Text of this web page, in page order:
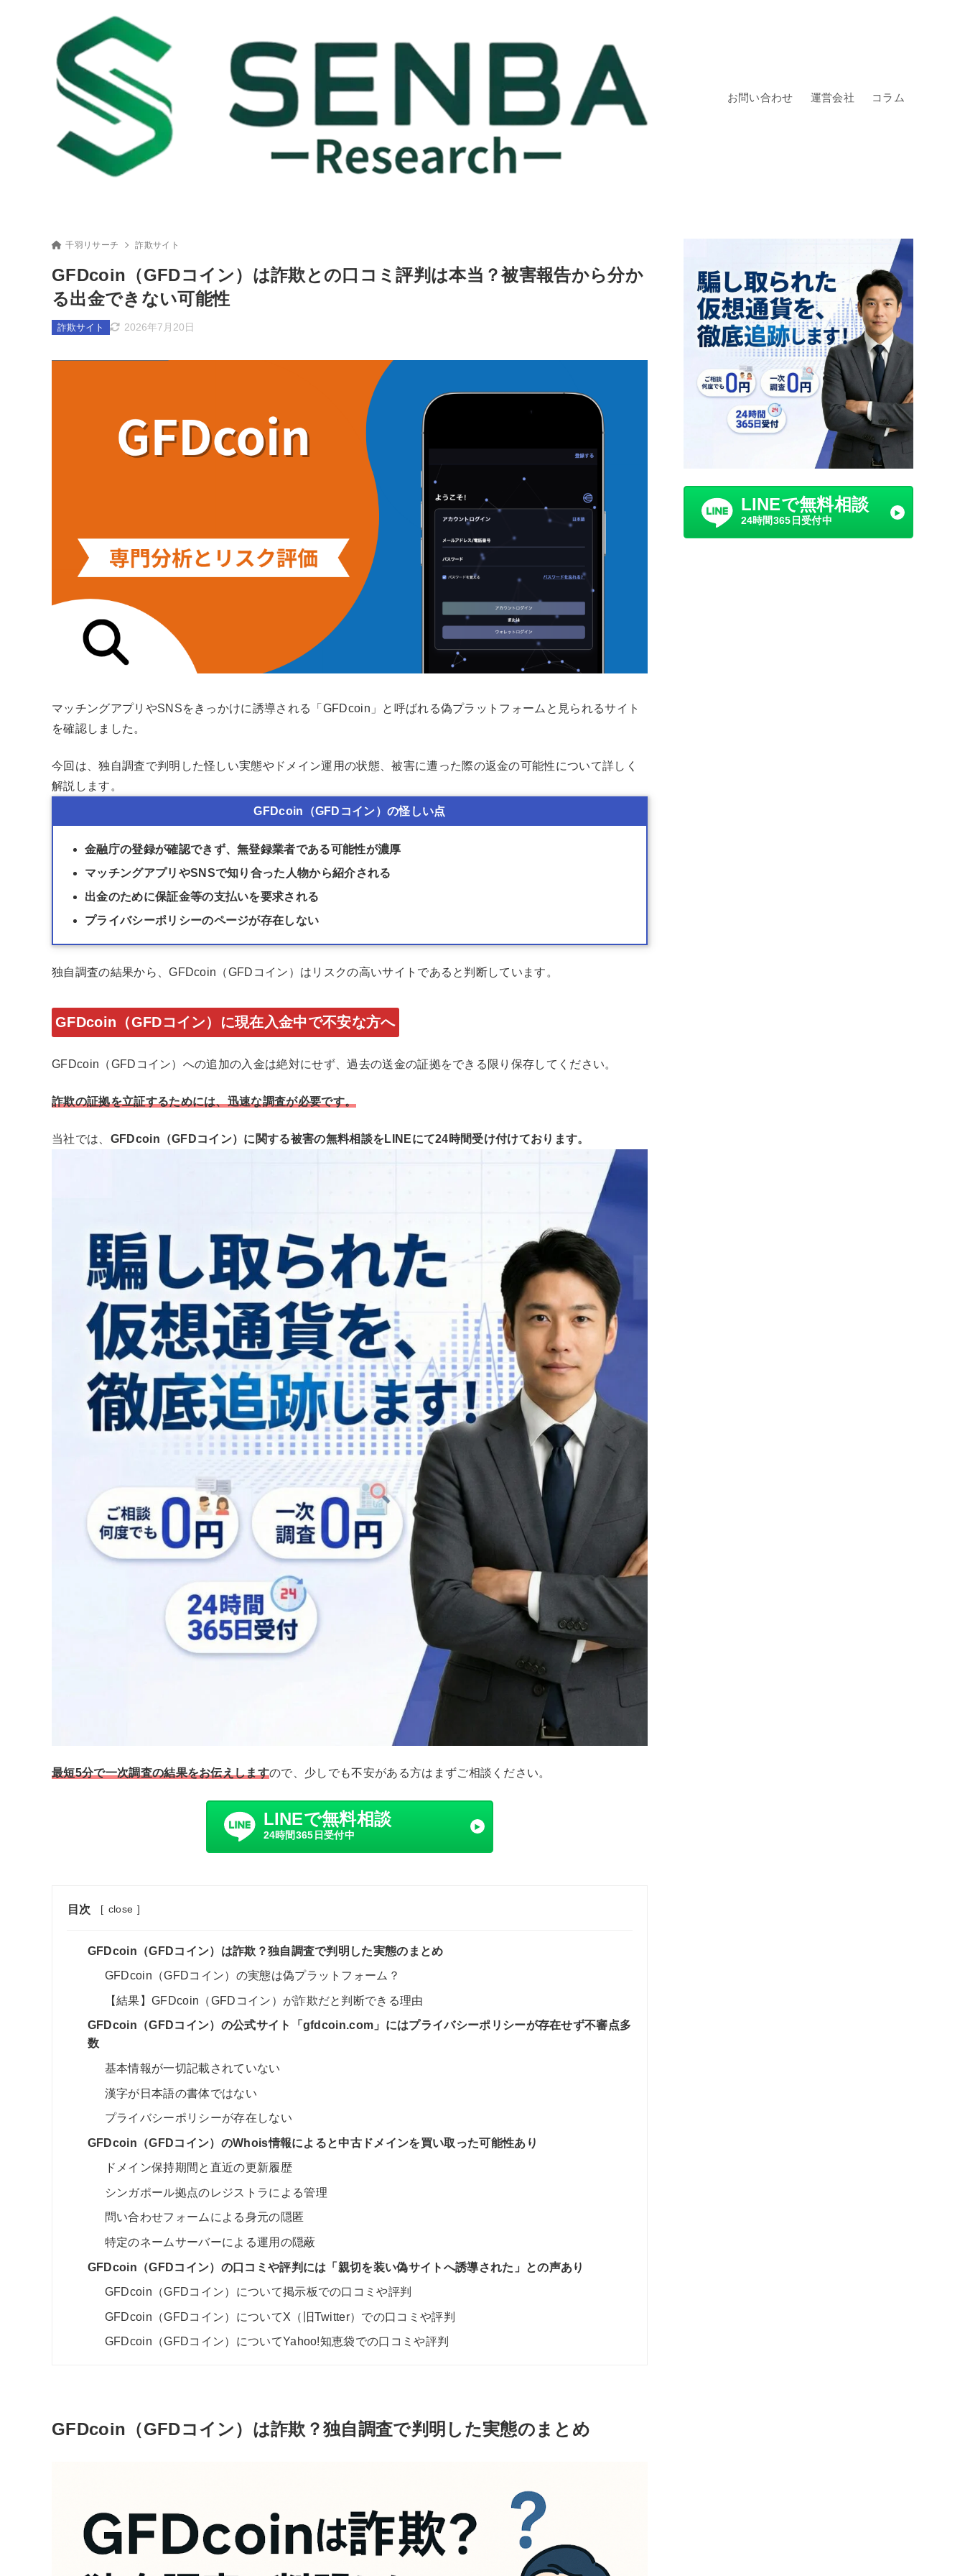
お問い合わせ 運営会社 コラム
千羽リサーチ 詐欺サイト
GFDcoin（GFDコイン）は詐欺との口コミ評判は本当？被害報告から分か
る出金できない可能性
2026年7月20日
詐欺サイト
マッチングアプリやSNSをきっかけに誘導される「GFDcoin」と呼ばれる偽プラットフォームと見られるサイト
を確認しました。
今回は、独自調査で判明した怪しい実態やドメイン運用の状態、被害に遭った際の返金の可能性について詳しく
解説します。
GFDcoin（GFDコイン）の怪しい点
金融庁の登録が確認できず、無登録業者である可能性が濃厚
マッチングアプリやSNSで知り合った人物から紹介される
出金のために保証金等の支払いを要求される
プライバシーポリシーのページが存在しない
独自調査の結果から、GFDcoin（GFDコイン）はリスクの高いサイトであると判断しています。
GFDcoin（GFDコイン）に現在入金中で不安な方へ
GFDcoin（GFDコイン）への追加の入金は絶対にせず、過去の送金の証拠をできる限り保存してください。
詐欺の証拠を立証するためには、迅速な調査が必要です。
当社では、 GFDcoin（GFDコイン）に関する被害の無料相談をLINEにて24時間受け付けております。
最短5分で一次調査の結果をお伝えしますので、少しでも不安がある方はまずご相談ください。
LINEで無料相談
24時間365日受付中
目次 [ close ]
GFDcoin（GFDコイン）は詐欺？独自調査で判明した実態のまとめ
GFDcoin（GFDコイン）の実態は偽プラットフォーム？
【結果】GFDcoin（GFDコイン）が詐欺だと判断できる理由
GFDcoin（GFDコイン）の公式サイト「gfdcoin.com」にはプライバシーポリシーが存在せず不審点多
数
基本情報が一切記載されていない
漢字が日本語の書体ではない
プライバシーポリシーが存在しない
GFDcoin（GFDコイン）のWhois情報によると中古ドメインを買い取った可能性あり
ドメイン保持期間と直近の更新履歴
シンガポール拠点のレジストラによる管理
問い合わせフォームによる身元の隠匿
特定のネームサーバーによる運用の隠蔽
GFDcoin（GFDコイン）の口コミや評判には「親切を装い偽サイトへ誘導された」との声あり
GFDcoin（GFDコイン）について掲示板での口コミや評判
GFDcoin（GFDコイン）についてX（旧Twitter）での口コミや評判
GFDcoin（GFDコイン）についてYahoo!知恵袋での口コミや評判
GFDcoin（GFDコイン）は詐欺？独自調査で判明した実態のまとめ
LINEで無料相談
24時間365日受付中